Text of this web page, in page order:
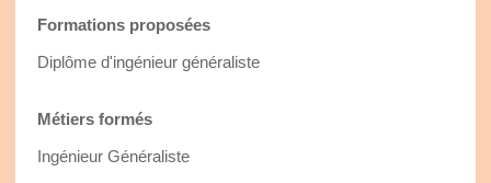
Formations proposées
Diplôme d'ingénieur généraliste
Métiers formés
Ingénieur Généraliste